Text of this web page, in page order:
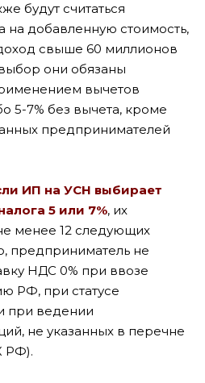
будут считаться
на добавленную стоимость,
свыше 60 миллионов
они обязаны
вычетов
5-7% без вычета, кроме
предпринимателей
ИП на УСН выбирает
5 или 7%, их
менее 12 следующих
предприниматель не
НДС 0% при ввозе
РФ, при статусе
при ведении
не указанных в перечне
РФ).